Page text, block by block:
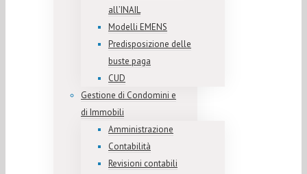
all’INAIL
Modelli EMENS
Predisposizione delle
buste paga
CUD
Gestione di Condomini e
di Immobili
Amministrazione
Contabilità
Revisioni contabili